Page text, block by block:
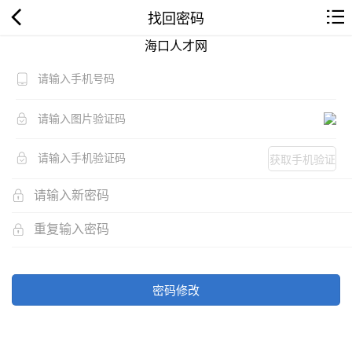
找回密码
海口人才网
获取手机验证
密码修改